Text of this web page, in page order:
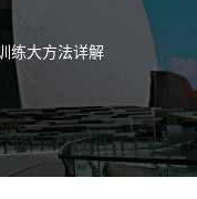
练大方法详解